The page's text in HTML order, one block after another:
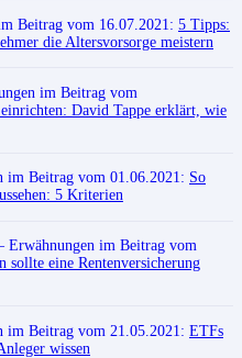
Beitrag vom 16.07.2021: 5 Tipps:
die Altersvorsorge meistern
im Beitrag vom
David Tappe erklärt, wie
im Beitrag vom 01.06.2021: So
5 Kriterien
Erwähnungen im Beitrag vom
sollte eine Rentenversicherung
im Beitrag vom 21.05.2021: ETFs
wissen